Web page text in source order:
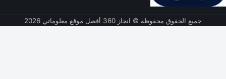
جميع الحقوق محفوظة © انجاز 360 أفضل موقع معلوماتي 2026